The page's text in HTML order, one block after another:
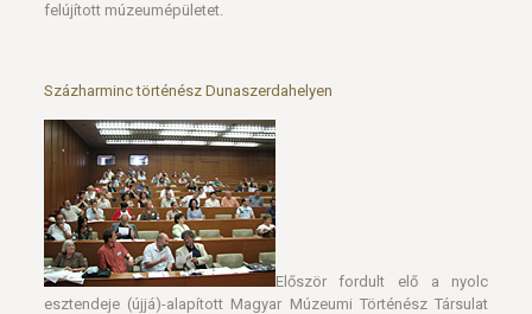
felújított múzeumépületet.
Százharminc történész Dunaszerdahelyen
Először fordult elő a nyolc
esztendeje (újjá)-alapított Magyar Múzeumi Történész Társulat